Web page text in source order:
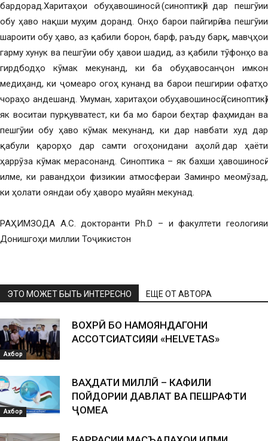
бардорад.Харитаҳои обуҳавошиносӣ (синоптикӣ) дар пешгӯии
обу ҳаво нақши муҳим доранд. Онҳо барои пайгирӣ ва пешгӯии
шароити обу ҳаво, аз қабили борон, барф, раъду барқ, мавҷҳои
гарму хунук ва пешгӯии обу ҳавои шадид, аз қабили тӯфонҳо ва
гирдбодҳо кӯмак мекунанд, ки ба обуҳавосанҷон имкон
медиҳанд, ки ҷомеаро огоҳ кунанд ва барои пешгирии офатҳо
чораҳо андешанд. Умуман, харитаҳои обуҳавошиносӣ (синоптикӣ)
як воситаи пурқувватест, ки ба мо барои беҳтар фаҳмидан ва
пешгӯии обу ҳаво кӯмак мекунанд, ки дар навбати худ дар
қабули қарорҳо дар самти огоҳонидани аҳолӣ дар ҳаёти
ҳаррӯза кӯмак мерасонанд. Синоптика – як бахши ҳавошиносӣ-
илме, ки равандҳои физикии атмосфераи Заминро меомӯзад,
ки ҳолати ояндаи обу ҳаворо муайян мекунад.
РАҲИМЗОДА А.С. докторанти Ph.D – и факултети геологияи
Донишгоҳи миллии Тоҷикистон
ЭТО МОЖЕТ БЫТЬ ИНТЕРЕСНО ЕЩЕ ОТ АВТОРА
Ахбор
ВОХӮРӢ БО НАМОЯНДАГОНИ
АССОТСИАТСИЯИ «HELVETAS»
Ахбор
ВАҲДАТИ МИЛЛӢ – КАФИЛИ
ПОЙДОРИИ ДАВЛАТ ВА ПЕШРАФТИ
ҶОМЕА